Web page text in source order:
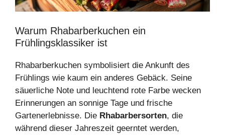
Warum Rhabarberkuchen ein
Frühlingsklassiker ist
Rhabarberkuchen symbolisiert die Ankunft des
Frühlings wie kaum ein anderes Gebäck. Seine
säuerliche Note und leuchtend rote Farbe wecken
Erinnerungen an sonnige Tage und frische
Gartenerlebnisse. Die Rhabarbersorten, die
während dieser Jahreszeit geerntet werden,